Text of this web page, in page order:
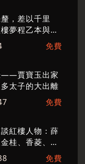
，差以千里
夢程乙本與庚
較
免費
——賈寶玉出家
太子的大出離
免費
紅樓人物：薛
桂、香菱、寶
免費